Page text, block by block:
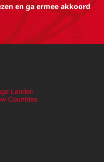
en ga ermee akkoord